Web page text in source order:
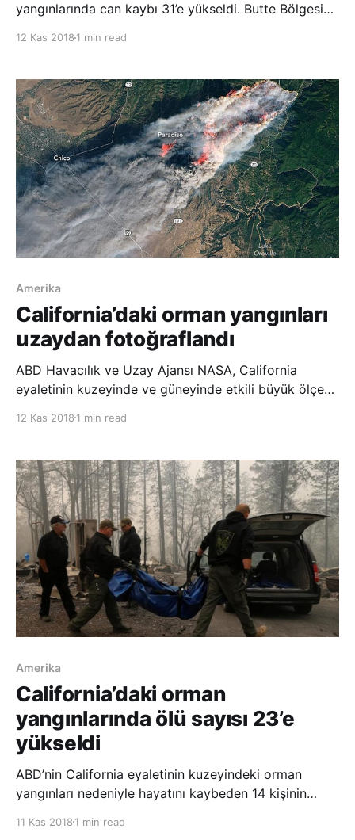
yangınlarında can kaybı 31’e yükseldi. Butte Bölgesi
ve civarını etk
12 Kas 2018 1 min read
Amerika
California’daki orman yangınları
uzaydan fotoğraflandı
ABD Havacılık ve Uzay Ajansı NASA, California
eyaletinin kuzeyinde ve güneyinde etkili büyük ölçekli
fotoğrafı yayımladı. NASA’nın internet sitesinde
şehri yakınında başlayan Camp yangını ile g
12 Kas 2018 1 min read
Amerika
California’daki orman
yangınlarında ölü sayısı 23’e
yükseldi
ABD’nin California eyaletinin kuzeyindeki orman
yangınları nedeniyle hayatını kaybeden 14 kişinin
23’e yükseldi. Butte Bölgesi Şerifi Kory Honea, yaptığı
11 Kas 2018 1 min read